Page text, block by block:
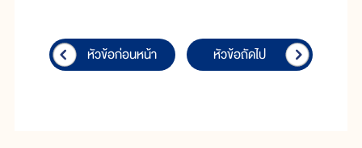
หัวข้อก่อนหน้า หัวข้อถัดไป